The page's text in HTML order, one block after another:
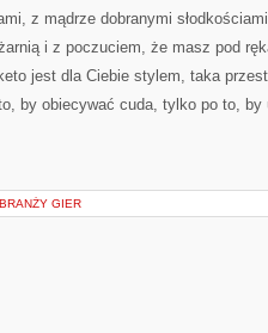
z mądrze dobranymi
i z poczuciem, że masz pod
jest dla Ciebie stylem, taka
by obiecywać cuda, tylko po to, by
GIER